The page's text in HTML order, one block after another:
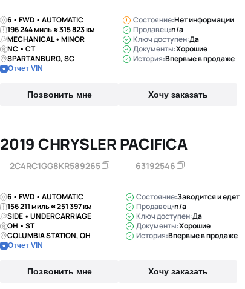
6 • FWD • AUTOMATIC
196 244 миль ≈ 315 823 км
MECHANICAL • MINOR
NC • CT
SPARTANBURG, SC
Отчет VIN
Состояние:Нет информации
Продавец:n/a
Ключ доступен:Да
Документы:Хорошие
История:Впервые в продаже
Позвонить мне Хочу заказать
2019 CHRYSLER PACIFICA
2C4RC1GG8KR589265 63192546
6 • FWD • AUTOMATIC
156 211 миль ≈ 251 397 км
SIDE • UNDERCARRIAGE
OH • ST
COLUMBIA STATION, OH
Отчет VIN
Состояние:Заводится и едет
Продавец:n/a
Ключ доступен:Да
Документы:Хорошие
История:Впервые в продаже
Позвонить мне Хочу заказать